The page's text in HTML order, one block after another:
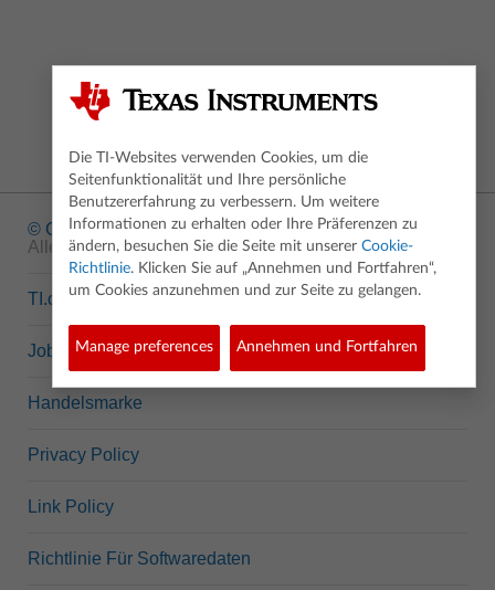
© Copyright1995-2026 Texas Instruments Incorporated.
Alle Rechte vorbehalten.
TI.com
Jobs bei TI
Handelsmarke
Privacy Policy
Link Policy
Richtlinie Für Softwaredaten
Die TI-Websites verwenden Cookies, um die
Seitenfunktionalität und Ihre persönliche
Benutzererfahrung zu verbessern. Um weitere
Informationen zu erhalten oder Ihre Präferenzen zu
ändern, besuchen Sie die Seite mit unserer Cookie-
Richtlinie. Klicken Sie auf „Annehmen und Fortfahren“,
um Cookies anzunehmen und zur Seite zu gelangen.
Manage preferences Annehmen und Fortfahren